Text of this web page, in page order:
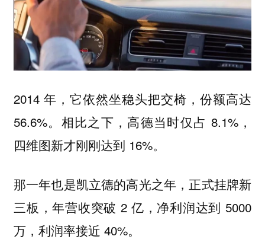
2014 年，它依然坐稳头把交椅，份额高达
56.6%。相比之下，高德当时仅占 8.1%，
四维图新才刚刚达到 16%。
那一年也是凯立德的高光之年，正式挂牌新
三板，年营收突破 2 亿，净利润达到 5000
万，利润率接近 40%。